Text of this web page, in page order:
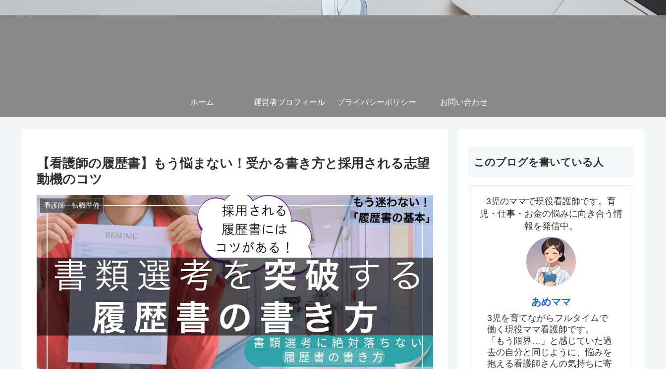
ホーム 運営者プロフィール プライバシーポリシー お問い合わせ
【看護師の履歴書】もう悩まない！受かる書き方と採用される志望
動機のコツ
看護師 転職準備
このブログを書いている人
3児のママで現役看護師です。育
児・仕事・お金の悩みに向き合う情
報を発信中。
あめママ
3児を育てながらフルタイムで
働く現役ママ看護師です。
「もう限界…」と感じていた過
去の自分と同じように、悩みを
抱える看護師さんの気持ちに寄